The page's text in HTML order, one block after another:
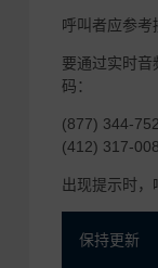
呼叫者应参考
要通过实时
码：
(877) 344-
(412) 317-
出现提示时，
保持更新